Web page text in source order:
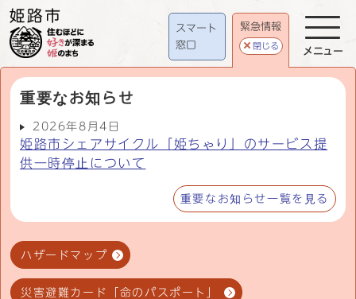
スマート
窓口
緊急情報
閉じる
重要なお知らせ
2026年8月4日
姫路市シェアサイクル「姫ちゃり」のサービス提
供一時停止について
重要なお知らせ一覧を見る
ハザードマップ
災害避難カード「命のパスポート」
メニュー